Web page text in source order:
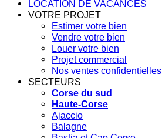
LOCATION DE VACANCES
VOTRE PROJET
Estimer votre bien
Vendre votre bien
Louer votre bien
Projet commercial
Nos ventes confidentielles
SECTEURS
Corse du sud
Haute-Corse
Ajaccio
Balagne